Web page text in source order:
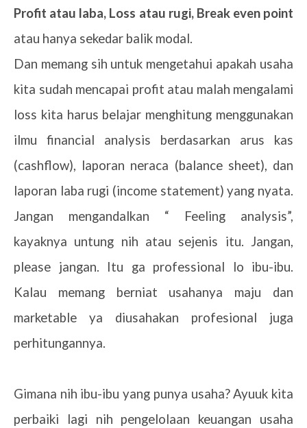
Profit atau laba, Loss atau rugi, Break even point
atau hanya sekedar balik modal.
Dan memang sih untuk mengetahui apakah usaha
kita sudah mencapai profit atau malah mengalami
loss kita harus belajar menghitung menggunakan
ilmu financial analysis berdasarkan arus kas
(cashflow), laporan neraca (balance sheet), dan
laporan laba rugi (income statement) yang nyata.
Jangan mengandalkan “ Feeling analysis”,
kayaknya untung nih atau sejenis itu. Jangan,
please jangan. Itu ga professional lo ibu-ibu.
Kalau memang berniat usahanya maju dan
marketable ya diusahakan profesional juga
perhitungannya.
Gimana nih ibu-ibu yang punya usaha? Ayuuk kita
perbaiki lagi nih pengelolaan keuangan usaha